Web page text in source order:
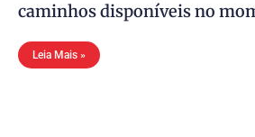
caminhos disponíveis no
Leia Mais »